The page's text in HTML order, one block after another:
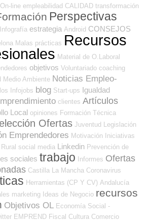
line empleabilidad CALIDAD transformación
Perspectivas
Infografía estrategia Android CONSEJOS
Malas prácticas Recursos
Material de O.Laboral
objetivos Voluntariado coaching
Medio Ambiente Noticias Empleo-
Infojobs blog Start-ups Igualdad
clientes Artículos
Local opiniones Formación Técnica
Ofertas Juventud Legislación
Emprendedores Motivación Iniciativas
Rural social media Linkedin Prevención de
sociales trabajo Informes Ofertas
Castilla La Mancha Coronavirus
Herramientas (CP Y CV) Andalucía
marketing Ideas de Negocio recursos
Objetivos OL Economía Social -
EMPREND Fiscal Cultura Comercio